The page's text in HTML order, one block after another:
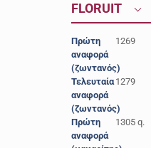
FLORUIT
Πρώτη
αναφορά
(ζωντανός)
1269
Τελευταία
αναφορά
(ζωντανός)
1279
Πρώτη
αναφορά
1305 q.